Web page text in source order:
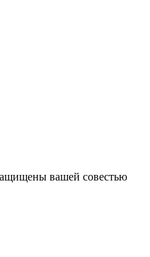
вашей совестью